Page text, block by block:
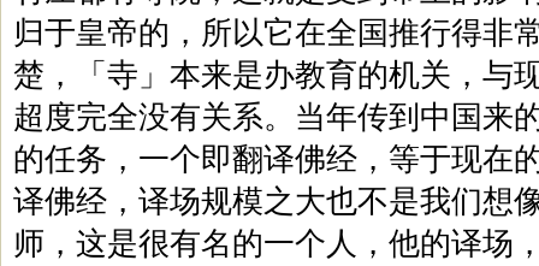
归于皇帝的，所以它在全国推行得非
楚，「寺」本来是办教育的机关，与
超度完全没有关系。当年传到中国来
的任务，一个即翻译佛经，等于现在
译佛经，译场规模之大也不是我们想
师，这是很有名的一个人，他的译场